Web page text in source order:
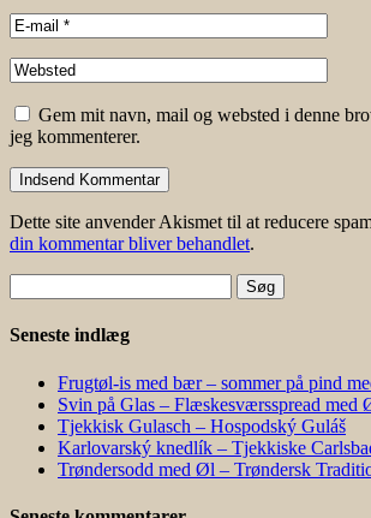
Gem mit navn, mail og websted i denne
jeg kommenterer.
Dette site anvender Akismet til at reducere
din kommentar bliver behandlet.
efter:
Seneste indlæg
Frugtøl-is med bær – sommer på pind
Svin på Glas – Flæskesværsspread med
Tjekkisk Gulasch – Hospodský Guláš
Karlovarský knedlík – Tjekkiske
Trøndersodd med Øl – Trøndersk